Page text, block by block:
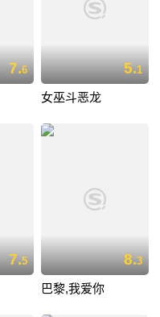
7.6 5.1
女巫斗恶龙
7.5 8.3
巴黎,我爱你